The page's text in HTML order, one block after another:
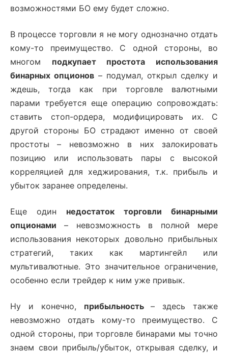
возможностями БО ему будет сложно.
В процессе торговли я не могу однозначно отдать
кому-то преимущество. С одной стороны, во
многом подкупает простота использования
бинарных опционов – подумал, открыл сделку и
ждешь, тогда как при торговле валютными
парами требуется еще операцию сопровождать:
ставить стоп-ордера, модифицировать их. С
другой стороны БО страдают именно от своей
простоты – невозможно в них залокировать
позицию или использовать пары с высокой
корреляцией для хеджирования, т.к. прибыль и
убыток заранее определены.
Еще один недостаток торговли бинарными
опционами – невозможность в полной мере
использования некоторых довольно прибыльных
стратегий, таких как мартингейл или
мультивалютные. Это значительное ограничение,
особенно если трейдер к ним уже привык.
Ну и конечно, прибыльность– здесь также
невозможно отдать кому-то преимущество. С
одной стороны, при торговле бинарами мы точно
знаем свои прибыль/убыток, открывая сделку, и